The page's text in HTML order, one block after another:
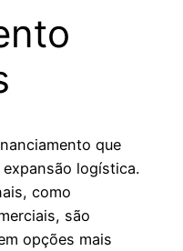
que
logística.
como
são
opções mais